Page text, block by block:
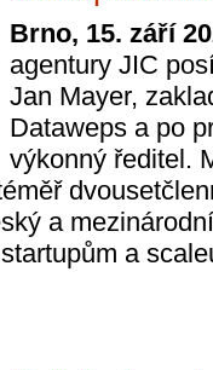
Brno, 15. září
agentury JIC
Jan Mayer,
Dataweps a po
výkonný ředitel.
a
a